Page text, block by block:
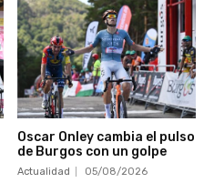
Oscar Onley cambia el pulso
de Burgos con un golpe
Actualidad 05/08/2026